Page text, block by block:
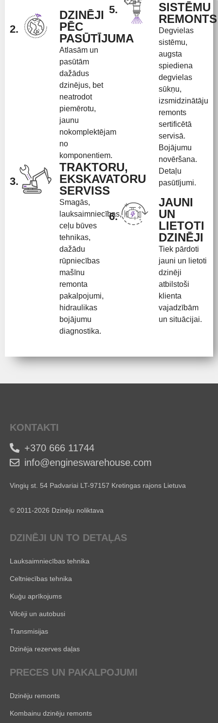
2.
DZINĒJI
PĒC
PASŪTĪJUMA
Atlasām un
pasūtām
dažādus
dzinējus, bet
neatrodot
piemērotu,
jaunu
nokomplektējam
no
komponentiem.
3.
TRAKTORU,
EKSKAVATORU
SERVISS
Smagās,
lauksaimniecības,
ceļu būves
tehnikas,
dažādu
rūpniecības
mašīnu
remonta
pakalpojumi,
hidraulikas
bojājumu
diagnostika.
5.
SISTĒMU
REMONTS
Degvielas
sistēmu,
augsta
spiediena
degvielas
sūkņu,
izsmidzinātāju
remonts
sertificētā
servisā.
Bojājumu
novēršana.
Detaļu
pasūtījumi.
6.
JAUNI
UN
LIETOTI
DZINĒJI
Tiek pārdoti
jauni un lietoti
dzinēji
atbilstoši
klienta
vajadzībām
un situācijai.
KONTAKTI
+370 666 11744
info@engineswarehouse.com
Vingių st. 54 Padvariai LT-97157 Kretingas rajons Lietuva
© 2011-2026 Dzinēju noliktava
DZINĒJI UN TO DETAĻAS
Lauksaimniecības tehnika
Celtniecības tehnika
Kuģu aprīkojums
Vilcēji un autobusi
Transmisijas
Dzinēja rezerves daļas
PRECES UN PAKALPOJUMI
Dzinēju remonts
Kombainu dzinēju remonts